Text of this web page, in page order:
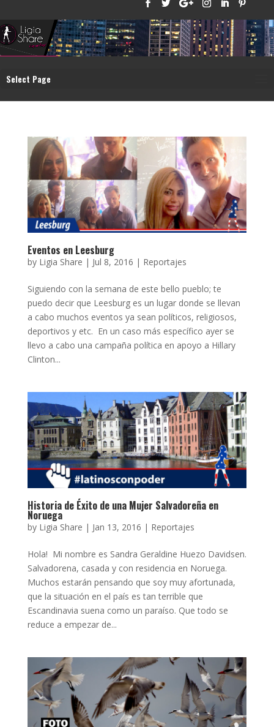
Select Page
Eventos en Leesburg
by Ligia Share | Jul 8, 2016 | Reportajes
Siguiendo con la semana de este bello pueblo; te
puedo decir que Leesburg es un lugar donde se llevan
a cabo muchos eventos ya sean políticos, religiosos,
deportivos y etc. En un caso más específico ayer se
llevo a cabo una campaña política en apoyo a Hillary
Clinton...
Historia de Éxito de una Mujer Salvadoreña en
Noruega
by Ligia Share | Jan 13, 2016 | Reportajes
Hola! Mi nombre es Sandra Geraldine Huezo Davidsen.
Salvadorena, casada y con residencia en Noruega.
Muchos estarán pensando que soy muy afortunada,
que la situación en el país es tan terrible que
Escandinavia suena como un paraíso. Que todo se
reduce a empezar de...